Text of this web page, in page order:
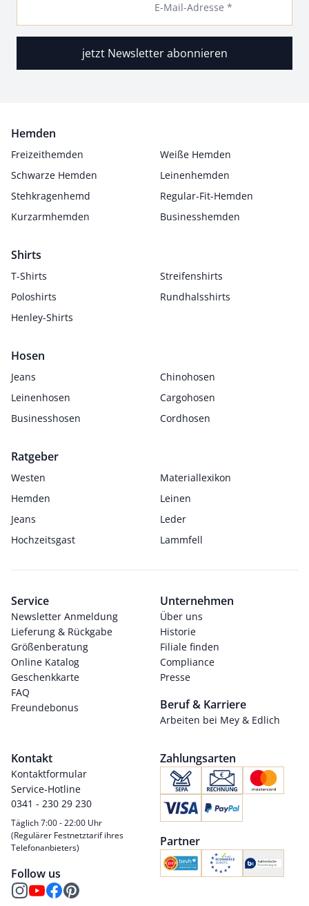
E-Mail-Adresse *
jetzt Newsletter abonnieren
Hemden
Freizeithemden
Weiße Hemden
Schwarze Hemden
Leinenhemden
Stehkragenhemd
Regular-Fit-Hemden
Kurzarmhemden
Businesshemden
Shirts
T-Shirts
Streifenshirts
Poloshirts
Rundhalsshirts
Henley-Shirts
Hosen
Jeans
Chinohosen
Leinenhosen
Cargohosen
Businesshosen
Cordhosen
Ratgeber
Westen
Materiallexikon
Hemden
Leinen
Jeans
Leder
Hochzeitsgast
Lammfell
Service
Newsletter Anmeldung
Lieferung & Rückgabe
Größenberatung
Online Katalog
Geschenkkarte
FAQ
Freundebonus
Unternehmen
Über uns
Historie
Filiale finden
Compliance
Presse
Beruf & Karriere
Arbeiten bei Mey & Edlich
Kontakt
Kontaktformular
Service-Hotline
0341 - 230 29 230
Täglich 7:00 - 22:00 Uhr
(Regulärer Festnetztarif ihres
Telefonanbieters)
Follow us
Zahlungsarten
Partner